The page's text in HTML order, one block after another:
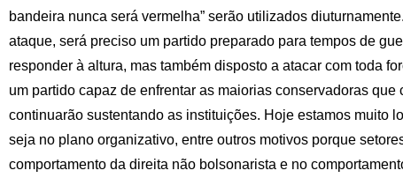
bandeira nunca será vermelha” serão utilizados
ataque, será preciso um partido preparado para tempos de
responder à altura, mas também disposto a atacar com toda
um partido capaz de enfrentar as maiorias conservadoras que
continuarão sustentando as instituições. Hoje estamos muito
seja no plano organizativo, entre outros motivos porque
comportamento da direita não bolsonarista e no